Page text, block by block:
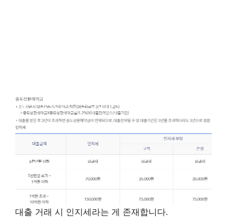
대출 거래 시 인지세라는 게 존재합니다.